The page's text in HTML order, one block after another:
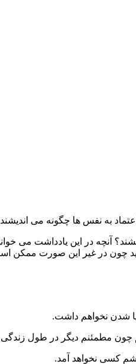
آنچه در این یادداشت
کنید چون در غیر این صورت
شدن نخواهم داشت.
مطمئنم دیگر در طول
کسی نخواهد آمد.